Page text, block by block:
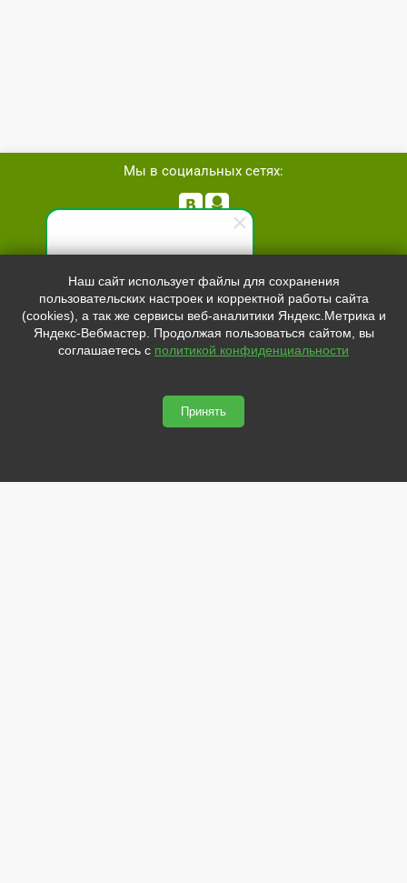
Специалист по продажам
Здравствуйте! Готов(-а)
помочь вам. Напишите мне,
если у вас появятся вопросы.
svetled53.ru © 2026
Адрес:
Телефон:
+7 (952)4829892
sale@svetled53.ru
Мы в социальных сетях:

Наш сайт использует файлы для сохранения
пользовательских настроек и корректной работы сайта
(cookies), а так же сервисы веб-аналитики Яндекс.Метрика и
Яндекс-Вебмастер. Продолжая пользоваться сайтом, вы
соглашаетесь с политикой конфиденциальности
Принять